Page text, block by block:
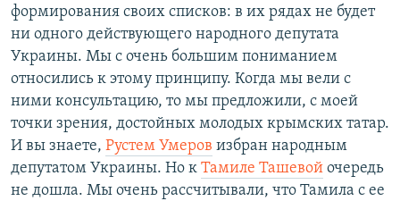
формирования своих списков: в их рядах не будет
ни одного действующего народного депутата
Украины. Мы с очень большим пониманием
относились к этому принципу. Когда мы вели с
ними консультацию, то мы предложили, с моей
точки зрения, достойных молодых крымских татар.
И вы знаете, Рустем Умеров избран народным
депутатом Украины. Но к Тамиле Ташевой очередь
не дошла. Мы очень рассчитывали, что Тамила с ее